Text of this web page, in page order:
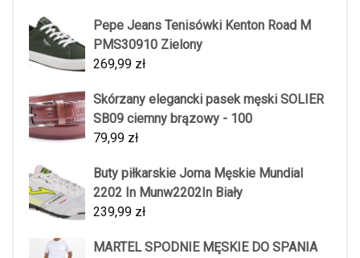
Pepe Jeans Tenisówki Kenton Road M
PMS30910 Zielony
269,99 zł
Skórzany elegancki pasek męski SOLIER
SB09 ciemny brązowy - 100
79,99 zł
Buty piłkarskie Joma Męskie Mundial
2202 In Munw2202In Biały
239,99 zł
MARTEL SPODNIE MĘSKIE DO SPANIA